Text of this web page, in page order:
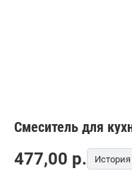
Смеситель для
477,00 p.